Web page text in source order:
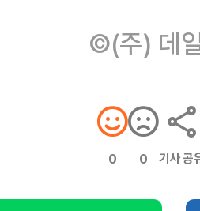
©(주) 데
0 0 기사 공